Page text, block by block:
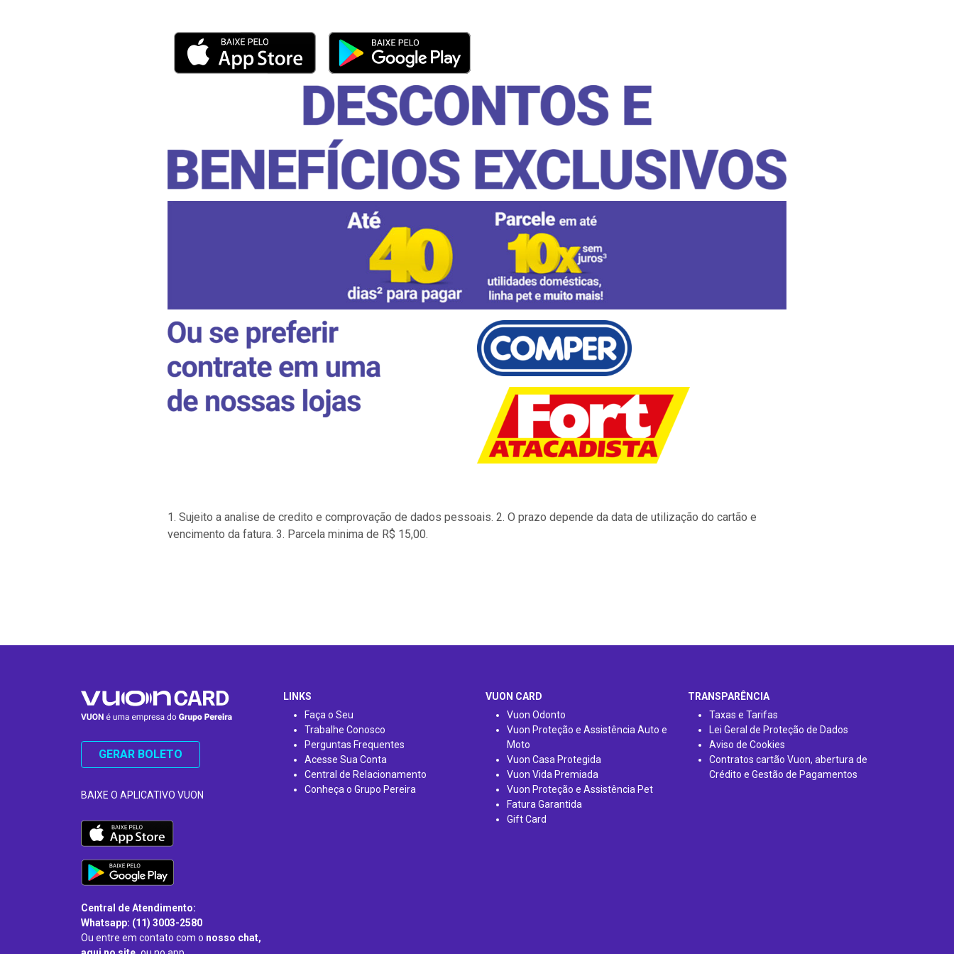
1. Sujeito a analise de credito e comprovação de dados pessoais. 2. O prazo depende da data de utilização do cartão e
vencimento da fatura. 3. Parcela minima de R$ 15,00.
GERAR BOLETO
BAIXE O APLICATIVO VUON
Central de Atendimento:
Whatsapp: (11) 3003-2580
Ou entre em contato com o nosso chat,
LINKS
Faça o Seu
Trabalhe Conosco
Perguntas Frequentes
Acesse Sua Conta
Central de Relacionamento
Conheça o Grupo Pereira
VUON CARD
Vuon Odonto
Vuon Proteção e Assistência Auto e
Moto
Vuon Casa Protegida
Vuon Vida Premiada
Vuon Proteção e Assistência Pet
Fatura Garantida
Gift Card
TRANSPARÊNCIA
Taxas e Tarifas
Lei Geral de Proteção de Dados
Aviso de Cookies
Contratos cartão Vuon, abertura de
Crédito e Gestão de Pagamentos